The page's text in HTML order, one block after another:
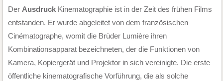
Der AusdruckKinematographie ist in der Zeit des frühen Films
entstanden. Er wurde abgeleitet von dem französischen
Cinématographe, womit die Brüder Lumière ihren
Kombinationsapparat bezeichneten, der die Funktionen von
Kamera, Kopiergerät und Projektor in sich vereinigte. Die erste
öffentliche kinematografische Vorführung, die als solche